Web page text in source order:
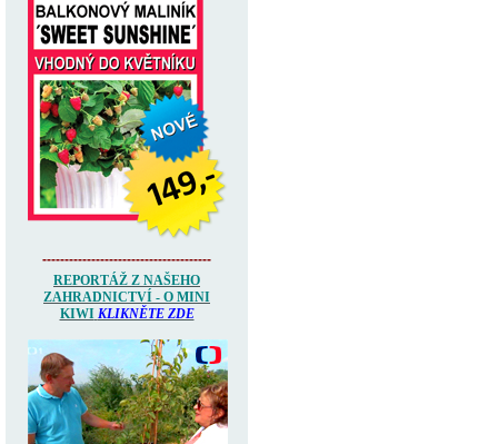
--------------------------------------
REPORTÁŽ Z NAŠEHO
ZAHRADNICTVÍ - O MINI
KIWI KLIKNĚTE ZDE